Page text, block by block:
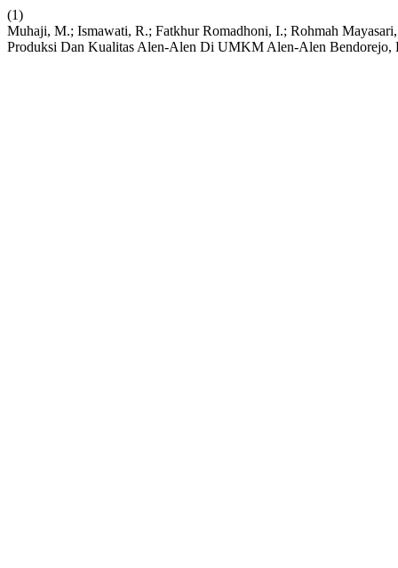
(1)
Muhaji, M.; Ismawati, R.; Fatkhur Romadhoni, I.; Rohmah
Produksi Dan Kualitas Alen-Alen Di UMKM Alen-Alen Bendorejo,